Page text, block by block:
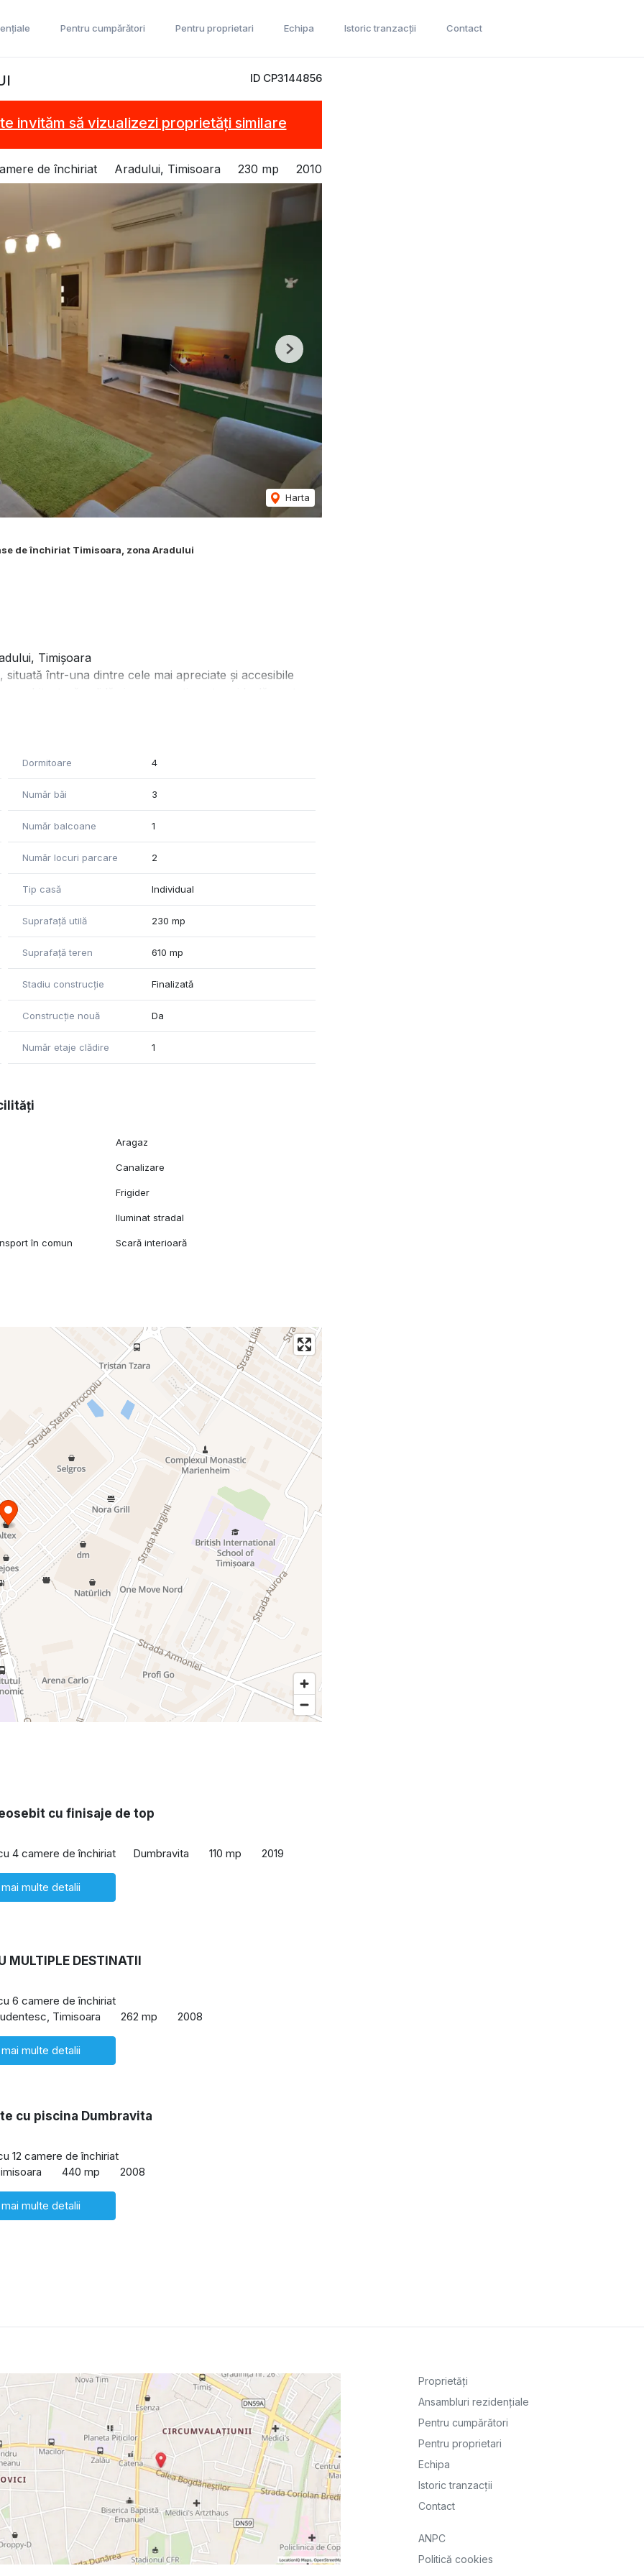
Pentru cumpărători Pentru proprietari Echipa Istoric tranzacții Contact
ID CP3144856
te invităm să vizualizezi proprietăți similare
de închiriat Aradului, Timisoara 230 mp 2010
Harta
Next
de închiriat Timisoara, zona Aradului
Timișoara
într-una dintre cele mai apreciate și accesibile
prestanță, această proprietate îmbină perfect
și aerisite)
versatile)
întreținute)
organizare interioară excelentă, gândită pentru un stil
de relaxare, dining sau recepție, completat de o
dormitoare, camere pentru copii sau birouri de lucru,
zilei.
o conexiune facilă cu punctele majore de interes
rețele de supermarketuri.
clinici medicale.
istoric și ieșirea spre Autostrada A1.
Dormitoare 4
Număr băi 3
Număr balcoane 1
Număr locuri parcare 2
Tip casă Individual
Suprafață utilă 230 mp
Suprafață teren 610 mp
Stadiu construcție Finalizată
Construcție nouă Da
Număr etaje clădire 1
Aragaz
Canalizare
Frigider
Iluminat stradal
în comun Scară interioară
cu finisaje de top
4 camere de închiriat Dumbravita 110 mp 2019
multe detalii
MULTIPLE DESTINATII
6 camere de închiriat
Timisoara
262 mp 2008
multe detalii
cu piscina Dumbravita
12 camere de închiriat
440 mp 2008
multe detalii
Proprietăți
Ansambluri rezidențiale
Pentru cumpărători
Pentru proprietari
Echipa
Istoric tranzacții
Contact
ANPC
Politică cookies